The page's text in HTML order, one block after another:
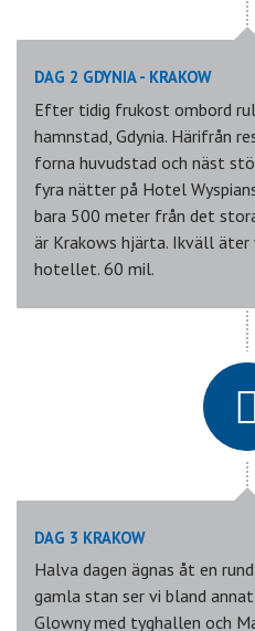
DAG 2 GDYNIA - KRAKOW
Efter tidig frukost ombord
hamnstad, Gdynia. Härifrån
forna huvudstad och näst
fyra nätter på Hotel
bara 500 meter från det
är Krakows hjärta. Ikväll äter
hotellet. 60 mil.
DAG 3 KRAKOW
Halva dagen ägnas åt en
gamla stan ser vi bland
Glowny med tyghallen och